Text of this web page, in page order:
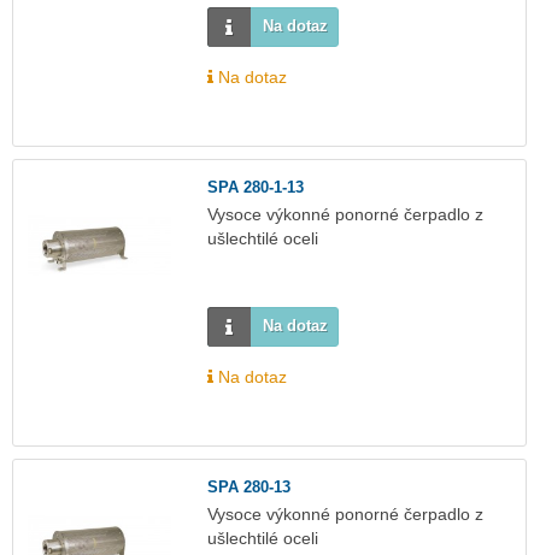
Na dotaz
Na dotaz
SPA 280-1-13
Vysoce výkonné ponorné čerpadlo z
ušlechtilé oceli
Na dotaz
Na dotaz
SPA 280-13
Vysoce výkonné ponorné čerpadlo z
ušlechtilé oceli